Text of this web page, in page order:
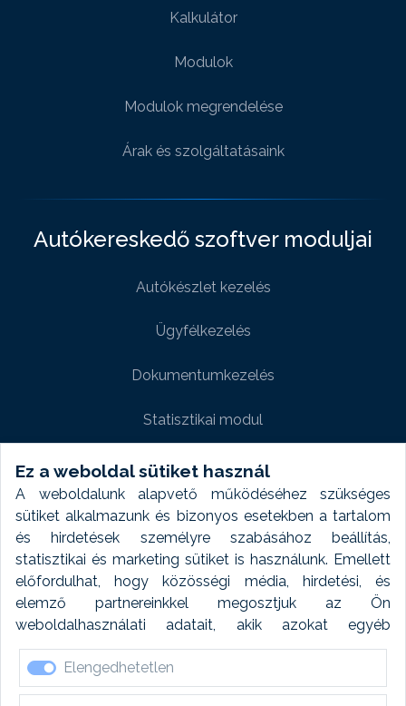
Ez a weboldal sütiket használ
A weboldalunk alapvető működéséhez szükséges
sütiket alkalmazunk és bizonyos esetekben a tartalom
és hirdetések személyre szabásához beállítás,
statisztikai és marketing sütiket is használunk. Emellett
előfordulhat, hogy közösségi média, hirdetési, és
elemző partnereinkkel megosztjuk az Ön
weboldalhasználati adatait, akik azokat egyéb
forrásokból gyűjtött adatokkal kombinálhatják. A sütik
elfogadásával kapcsolatosan naplózást végzünk és
ezen adatokat 6 hónap után automatikusan töröljük. A
Elengedhetetlen
Kalkulátor
Modulok
Modulok megrendelése
Árak és szolgáltatásaink
Autókereskedő szoftver moduljai
Autókészlet kezelés
Ügyfélkezelés
Dokumentumkezelés
Statisztikai modul
Weboldal modul
Fényképtár extra modul
Autómosó modul
Feladatütemezés